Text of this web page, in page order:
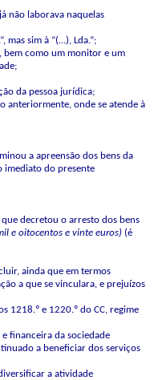
não laborava naquelas
mas sim à “(…), Lda.”;
bem como um monitor e um
da pessoa jurídica;
anteriormente, onde se atende à
a apreensão dos bens da
imediato do presente
decretou o arresto dos bens
e oitocentos e vinte euros) (é
ainda que em termos
a que se vinculara, e prejuízos
1218.º e 1220.º do CC, regime
financeira da sociedade
a beneficiar dos serviços
a atividade